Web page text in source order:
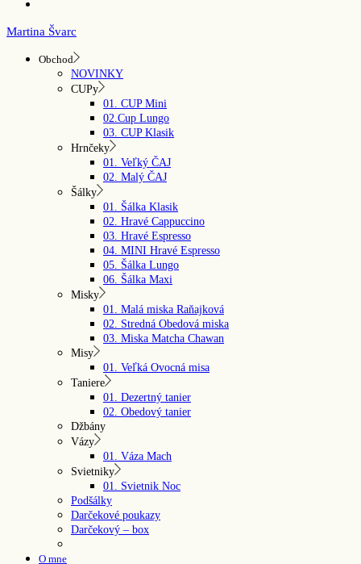
Skip
Martina Švarc
Obchod
NOVINKY
CUPy
01. CUP Mini
02.Cup Lungo
03. CUP Klasik
Hrnčeky
01. Veľký ČAJ
02. Malý ČAJ
Šálky
01. Šálka Klasik
02. Hravé Cappuccino
03. Hravé Espresso
04. MINI Hravé Espresso
05. Šálka Lungo
06. Šálka Maxi
Misky
01. Malá miska Raňajková
02. Stredná Obedová miska
03. Miska Matcha Chawan
Misy
01. Veľká Ovocná misa
Taniere
01. Dezertný tanier
02. Obedový tanier
Džbány
Vázy
01. Váza Mach
Svietniky
01. Svietnik Noc
Podšálky
Darčekové poukazy
Darčekový – box
O mne